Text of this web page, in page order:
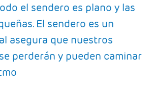
el sendero es plano y las
El sendero es un
asegura que nuestros
perderán y pueden caminar